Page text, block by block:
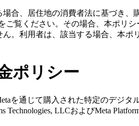
合、居住地の消費者法に基づき
ご覧ください。その場合、本ポリ
。利用者は、該当する場合、本
ポリシー
を通じて購入された特定のデジタ
LLCおよびMeta